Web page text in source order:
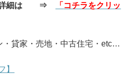
細は ⇒ 「 コチラをクリッ
・貸家・売地・中古住宅・etc…
】